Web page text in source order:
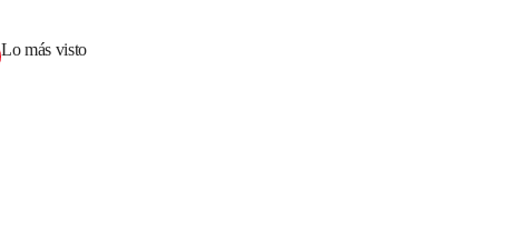
Lo más visto